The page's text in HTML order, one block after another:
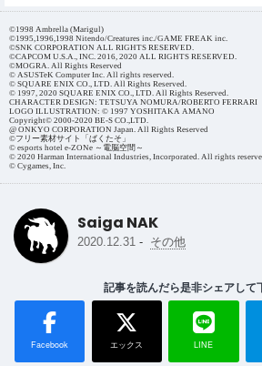
©1998 Ambrella (Marigul)
©1995,1996,1998 Nitendo/Creatures inc./GAME FREAK inc.
©SNK CORPORATION ALL RIGHTS RESERVED.
©CAPCOM U.S.A., INC. 2016, 2020 ALL RIGHTS RESERVED.
©MOGRA. All Rights Reserved
© ASUSTeK Computer Inc. All rights reserved.
© SQUARE ENIX CO., LTD. All Rights Reserved.
© 1997, 2020 SQUARE ENIX CO., LTD. All Rights Reserved.
CHARACTER DESIGN: TETSUYA NOMURA/ROBERTO FERRARI
LOGO ILLUSTRATION: © 1997 YOSHITAKA AMANO
Copyright© 2000-2020 BE-S CO.,LTD.
@ ONKYO CORPORATION Japan. All Rights Reserved
©フリー素材サイト「ぱくたそ」
© esports hotel e-ZONe ～電脳空間～
© 2020 Harman International Industries, Incorporated. All rights
© Cygames, Inc.
Saiga NAK
2020.12.31 - その他
記事を読んだら是非シェアして
Facebook エックス LINE